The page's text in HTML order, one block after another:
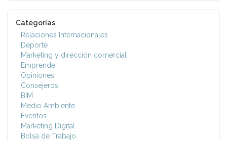
Categorías
Relaciones Internacionales
Deporte
Marketing y dirección comercial
Emprende
Opiniones
Consejeros
BIM
Medio Ambiente
Eventos
Marketing Digital
Bolsa de Trabajo